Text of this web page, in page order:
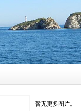
暂无更多图片。